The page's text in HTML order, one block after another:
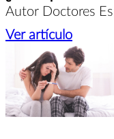
Autor Doctores
Ver artículo